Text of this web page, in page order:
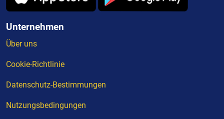
Unternehmen
Über uns
Cookie-Richtlinie
Datenschutz-Bestimmungen
Nutzungsbedingungen